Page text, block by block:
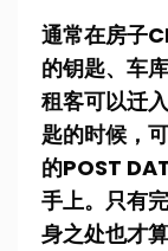
通常在房子
的钥匙、车
租客可以迁
匙的时候，
的POST
手上。只有
身之处也才